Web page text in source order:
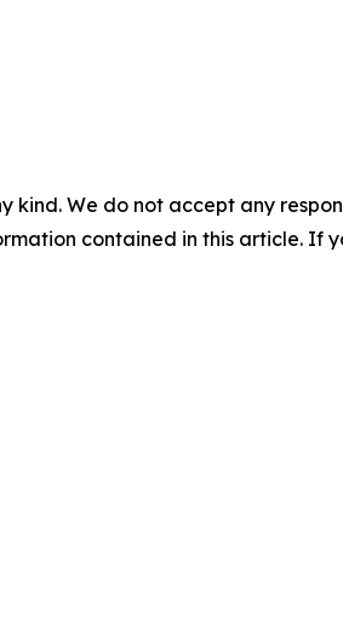
kind. We do not accept any
contained in this article. If